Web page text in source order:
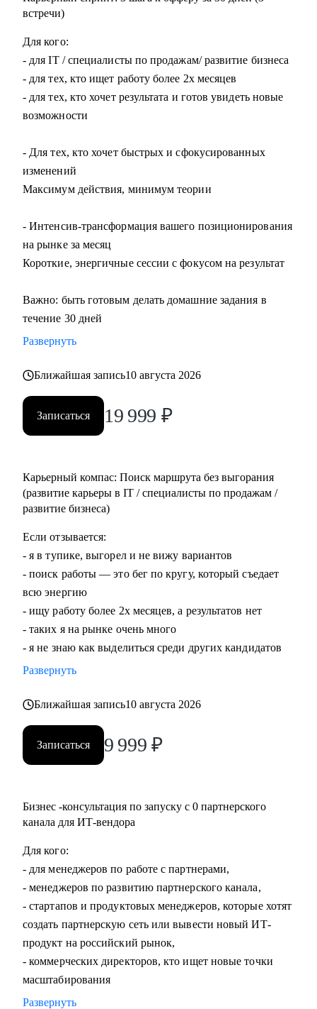
встречи)
Для кого:
- для IT / специалисты по продажам/ развитие бизнеса
- для тех, кто ищет работу более 2х месяцев
- для тех, кто хочет результата и готов увидеть новые
возможности
- Для тех, кто хочет быстрых и сфокусированных
изменений
Максимум действия, минимум теории
- Интенсив-трансформация вашего позиционирования
на рынке за месяц
Короткие, энергичные сессии с фокусом на результат
Важно: быть готовым делать домашние задания в
течение 30 дней
Развернуть
Ближайшая запись10 августа 2026
Записаться 19 999 ₽
Карьерный компас: Поиск маршрута без выгорания
(развитие карьеры в IT / специалисты по продажам /
развитие бизнеса)
Если отзывается:
- я в тупике, выгорел и не вижу вариантов
- поиск работы — это бег по кругу, который съедает
всю энергию
- ищу работу более 2х месяцев, а результатов нет
- таких я на рынке очень много
- я не знаю как выделиться среди других кандидатов
Развернуть
Ближайшая запись10 августа 2026
Записаться 9 999 ₽
Бизнес -консультация по запуску с 0 партнерского
канала для ИТ-вендора
Для кого:
- для менеджеров по работе с партнерами,
- менеджеров по развитию партнерского канала,
- стартапов и продуктовых менеджеров, которые хотят
создать партнерскую сеть или вывести новый ИТ-
продукт на российский рынок,
- коммерческих директоров, кто ищет новые точки
масштабирования
Развернуть